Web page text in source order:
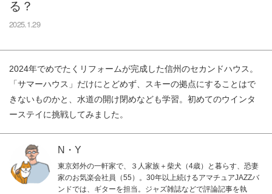
る？
2025.1.29
2024年でめでたくリフォームが完成した信州のセカンドハウス。
「サマーハウス」だけにとどめず、スキーの拠点にすることはで
きないものかと、水道の開け閉めなども学習。初めてのウインタ
ーステイに挑戦してみました。
N・Y
東京郊外の一軒家で、３人家族＋柴犬（4歳）と暮らす、恐妻
家のお気楽会社員（55）。30年以上続けるアマチュアJAZZバ
ンドでは、ギターを担当。ジャズ雑誌などで評論記事を執